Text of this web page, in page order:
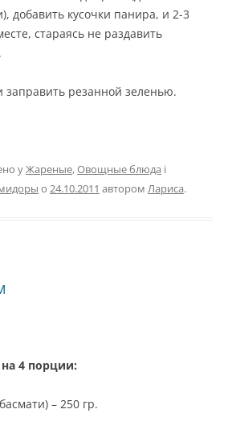
добавить кусочки панира, и 2-3
стараясь не раздавить
заправить резанной зеленью.
уЖареные,Овощные блюда і
о 24.10.2011 автором Лариса.
4 порции:
– 250 гр.